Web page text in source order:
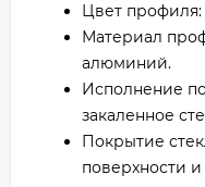
Цвет
Материал
алюминий.
Исполнение
закаленное
Покрытие
поверхности и